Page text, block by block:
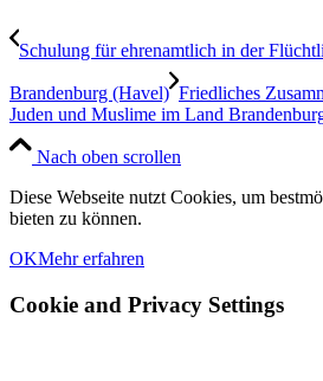
Schulung für ehrenamtlich in der
Brandenburg (Havel) Friedliches
Juden und Muslime im Land
Nach oben scrollen
Diese Webseite nutzt Cookies, um
bieten zu können.
OKMehr erfahren
Cookie and Privacy Settings